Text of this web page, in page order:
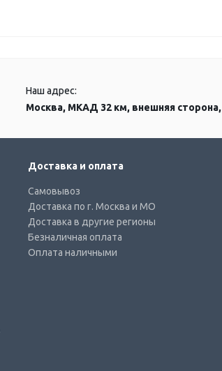
Наш адрес:
Москва, МКАД 32 км, внешняя
Доставка и оплата
Самовывоз
Доставка по г. Москва и МО
Доставка в другие регионы
Безналичная оплата
Оплата наличными